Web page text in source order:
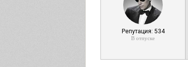
Репутация: 534
В отпуске